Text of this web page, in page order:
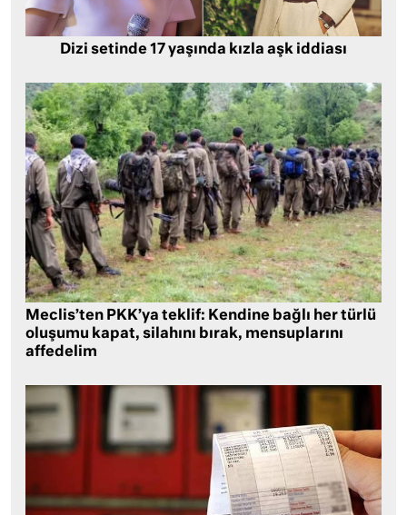
Dizi setinde 17 yaşında kızla aşk iddiası
Meclis’ten PKK’ya teklif: Kendine bağlı her türlü
oluşumu kapat, silahını bırak, mensuplarını
affedelim